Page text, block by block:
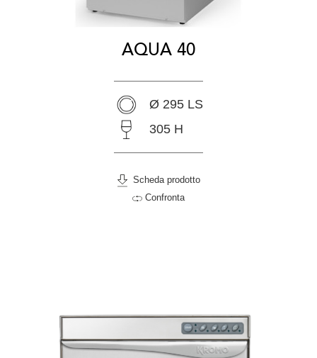
AQUA 40
Ø 295 LS
305 H
Scheda prodotto
Confronta